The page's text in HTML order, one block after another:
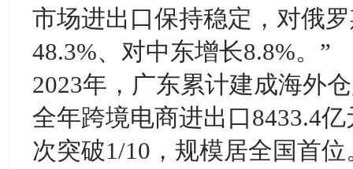
市场进出口保持稳定，对俄
48.3%、对中东增长8.8%。”
2023年，广东累计建成海外
全年跨境电商进出口8433.4
次突破1/10，规模居全国首位